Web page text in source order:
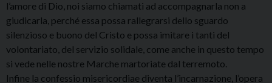
l’amore di Dio, noi siamo chiamati ad accompagnarla non a
giudicarla, perché essa possa rallegrarsi dello sguardo
silenzioso e buono del Cristo e possa imitare i tanti del
volontariato, del servizio solidale, come anche in questo tempo
si vede nelle nostre Marche martoriate dal terremoto.
Infine la confessio misericordiae diventa l’incarnazione, l’opera